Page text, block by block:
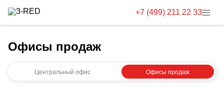
+7 (499) 211 22 33
Офисы продаж
Центральный офис Офисы продаж